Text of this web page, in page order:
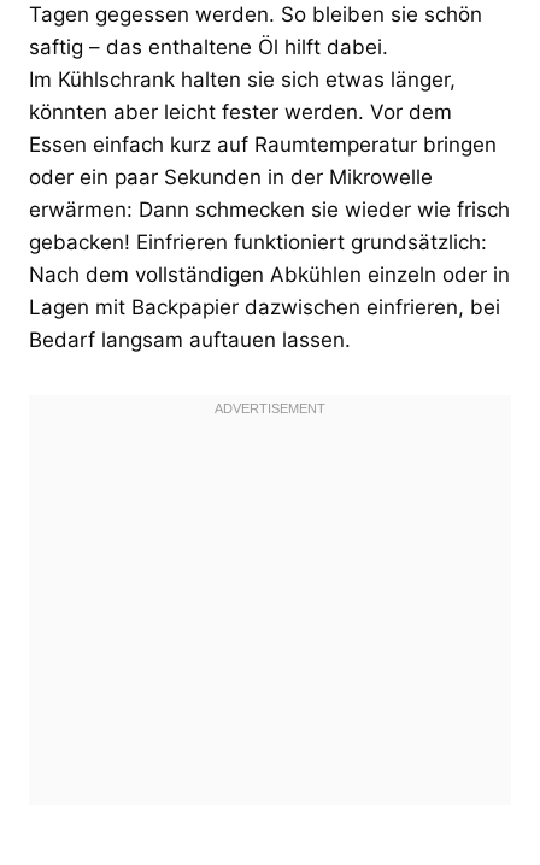
Tagen gegessen werden. So bleiben sie schön
saftig – das enthaltene Öl hilft dabei.
Im Kühlschrank halten sie sich etwas länger,
könnten aber leicht fester werden. Vor dem
Essen einfach kurz auf Raumtemperatur bringen
oder ein paar Sekunden in der Mikrowelle
erwärmen: Dann schmecken sie wieder wie frisch
gebacken! Einfrieren funktioniert grundsätzlich:
Nach dem vollständigen Abkühlen einzeln oder in
Lagen mit Backpapier dazwischen einfrieren, bei
Bedarf langsam auftauen lassen.